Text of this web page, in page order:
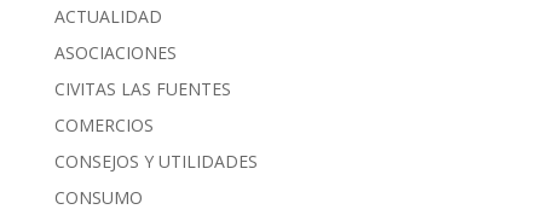
ACTUALIDAD
ASOCIACIONES
CIVITAS LAS FUENTES
COMERCIOS
CONSEJOS Y UTILIDADES
CONSUMO